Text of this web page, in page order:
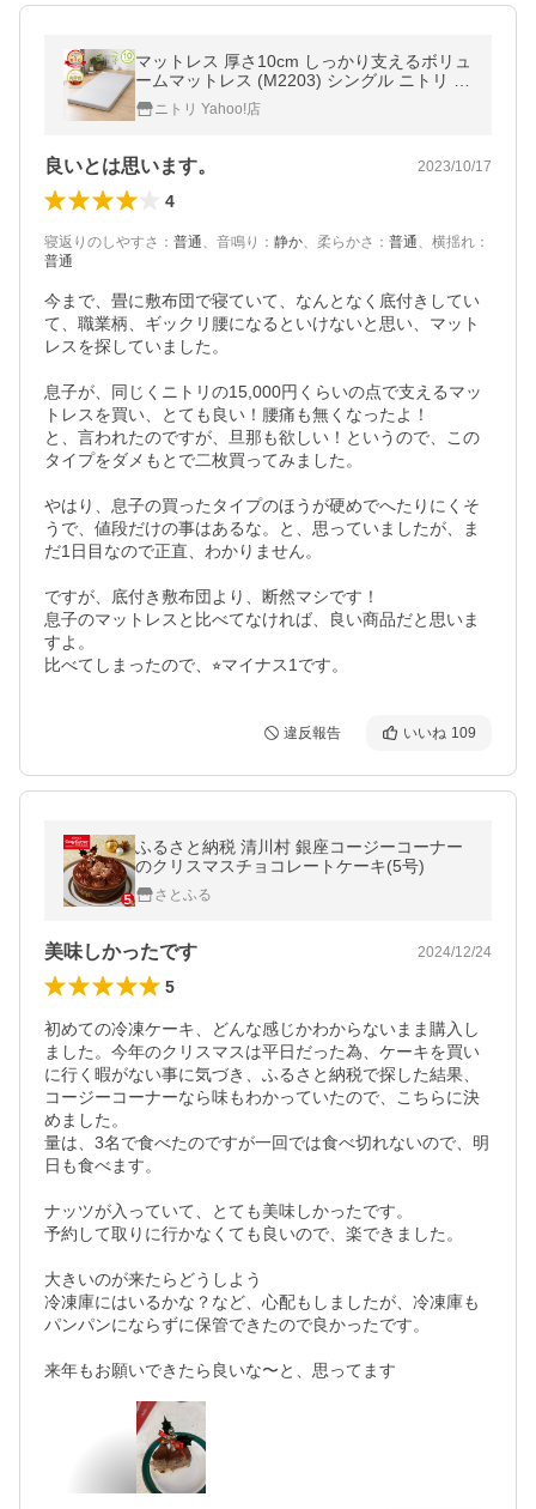
マットレス 厚さ10cm しっかり支えるボリュ
ームマットレス (M2203) シングル ニトリ 折
りたたみマットレス 体圧分散 敷布団 敷き布
団 極厚 2段ベッド対応
ニトリ Yahoo!店
良いとは思います。 2023/10/17
4
寝返りのしやすさ ： 普通、 音鳴り ： 静か、 柔らかさ ： 普通、 横揺れ ：
普通
今まで、畳に敷布団で寝ていて、なんとなく底付きしてい
て、職業柄、ギックリ腰になるといけないと思い、マット
レスを探していました。
息子が、同じくニトリの15,000円くらいの点で支えるマッ
トレスを買い、とても良い！腰痛も無くなったよ！
と、言われたのですが、旦那も欲しい！というので、この
タイプをダメもとで二枚買ってみました。
やはり、息子の買ったタイプのほうが硬めでへたりにくそ
うで、値段だけの事はあるな。と、思っていましたが、ま
だ1日目なので正直、わかりません。
ですが、底付き敷布団より、断然マシです！
息子のマットレスと比べてなければ、良い商品だと思いま
すよ。
比べてしまったので、⭐︎マイナス1です。
違反報告 いいね 109
ふるさと納税 清川村 銀座コージーコーナー
のクリスマスチョコレートケーキ(5号)
さとふる
美味しかったです 2024/12/24
5
初めての冷凍ケーキ、どんな感じかわからないまま購入し
ました。今年のクリスマスは平日だった為、ケーキを買い
に行く暇がない事に気づき、ふるさと納税で探した結果、
コージーコーナーなら味もわかっていたので、こちらに決
めました。
量は、3名で食べたのですが一回では食べ切れないので、明
日も食べます。
ナッツが入っていて、とても美味しかったです。
予約して取りに行かなくても良いので、楽できました。
大きいのが来たらどうしよう
冷凍庫にはいるかな？など、心配もしましたが、冷凍庫も
パンパンにならずに保管できたので良かったです。
来年もお願いできたら良いな〜と、思ってます